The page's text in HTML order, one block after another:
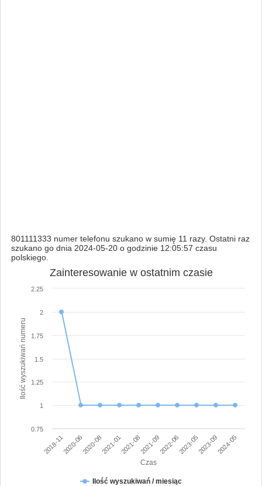
801111333 numer telefonu szukano w sumię 11 razy. Ostatni raz
szukano go dnia 2024-05-20 o godzinie 12:05:57 czasu
polskiego.
Czas
Ilość wyszukiwań numeru
Zainteresowanie w ostatnim czasie
Ilość wyszukiwań / miesiąc
2018-112020-062020-082021-012021-082021-092022-062023-052023-092024-05
0.75
1
1.25
1.5
1.75
2
2.25